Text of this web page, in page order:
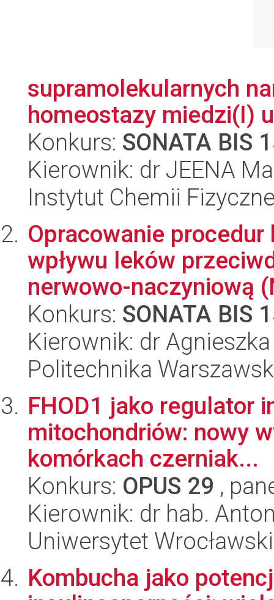
supramolekularnych
homeostazy miedzi(I)
Konkurs: SONATA BIS
Kierownik: dr JEENA
Instytut Chemii
Opracowanie
wpływu leków
nerwowo-naczyniową
Konkurs: SONATA BIS
Kierownik: dr
Politechnika
FHOD1 jako regulator
mitochondriów: nowy
komórkach czerniak...
Konkurs: OPUS 29 ,
Kierownik: dr hab.
Uniwersytet Wrocławski
Kombucha jako